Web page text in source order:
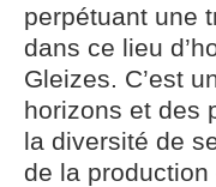
perpétuant une
dans ce lieu
Gleizes. C’est
horizons et des
la diversité de
de la production